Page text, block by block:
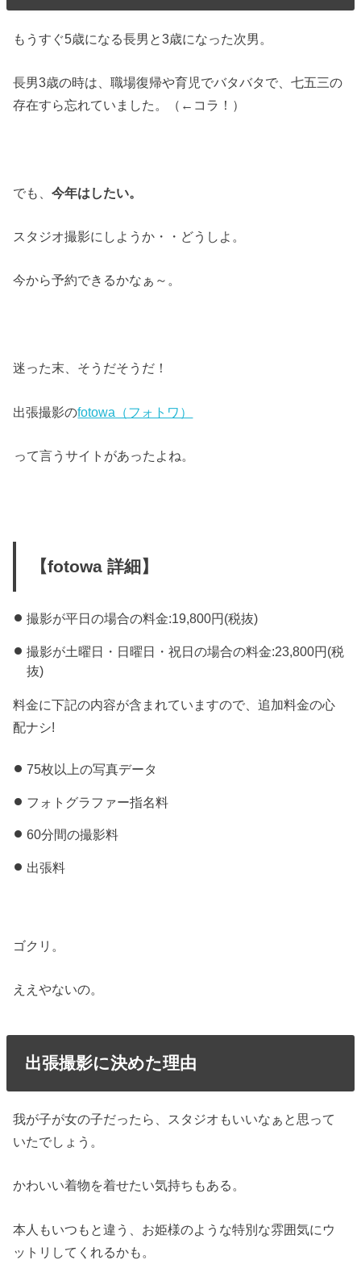
もうすぐ5歳になる長男と3歳になった次男。
長男3歳の時は、職場復帰や育児でバタバタで、七五三の
存在すら忘れていました。（←コラ！）
でも、今年はしたい。
スタジオ撮影にしようか・・どうしよ。
今から予約できるかなぁ～。
迷った末、そうだそうだ！
出張撮影のfotowa（フォトワ）
って言うサイトがあったよね。
【fotowa 詳細】
撮影が平日の場合の料金:19,800円(税抜)
撮影が土曜日・日曜日・祝日の場合の料金:23,800円(税
抜)
料金に下記の内容が含まれていますので、追加料金の心
配ナシ!
75枚以上の写真データ
フォトグラファー指名料
60分間の撮影料
出張料
ゴクリ。
ええやないの。
出張撮影に決めた理由
我が子が女の子だったら、スタジオもいいなぁと思って
いたでしょう。
かわいい着物を着せたい気持ちもある。
本人もいつもと違う、お姫様のような特別な雰囲気にウ
ットリしてくれるかも。